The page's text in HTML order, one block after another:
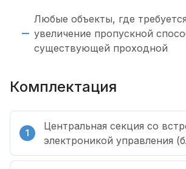
Любые объекты, где
увеличение пропускной
существующей проходной
Комплектация
Центральная секция со
электроникой управления